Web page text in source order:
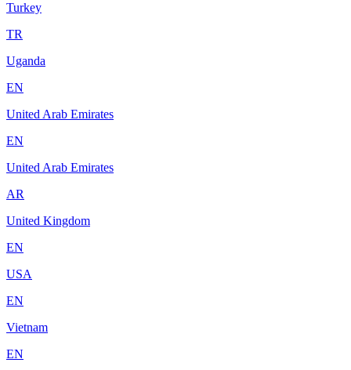
Turkey
TR
Uganda
EN
United Arab Emirates
EN
United Arab Emirates
AR
United Kingdom
EN
USA
EN
Vietnam
EN